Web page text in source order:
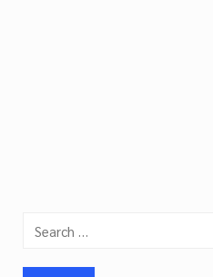
Search